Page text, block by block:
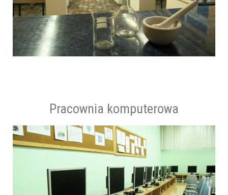
Pracownia komputerowa